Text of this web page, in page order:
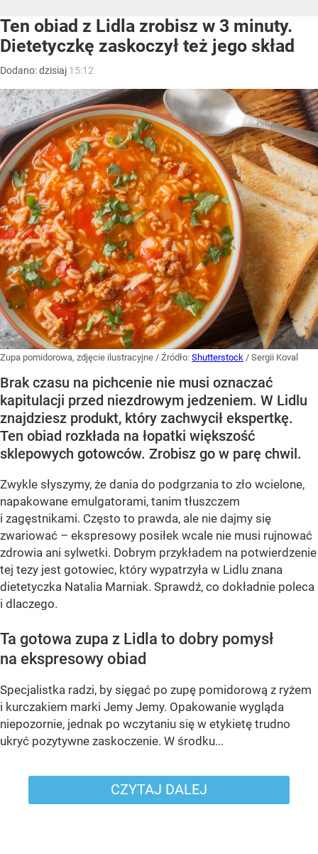
Ten obiad z Lidla zrobisz w 3 minuty.
Dietetyczkę zaskoczył też jego skład
Dodano:dzisiaj 15:12
Zupa pomidorowa, zdjęcie ilustracyjne / Źródło: Shutterstock / Sergii Koval
Brak czasu na pichcenie nie musi oznaczać
kapitulacji przed niezdrowym jedzeniem. W Lidlu
znajdziesz produkt, który zachwycił ekspertkę.
Ten obiad rozkłada na łopatki większość
sklepowych gotowców. Zrobisz go w parę chwil.
Zwykle słyszymy, że dania do podgrzania to zło wcielone,
napakowane emulgatorami, tanim tłuszczem
i zagęstnikami. Często to prawda, ale nie dajmy się
zwariować – ekspresowy posiłek wcale nie musi rujnować
zdrowia ani sylwetki. Dobrym przykładem na potwierdzenie
tej tezy jest gotowiec, który wypatrzyła w Lidlu znana
dietetyczka Natalia Marniak. Sprawdź, co dokładnie poleca
i dlaczego.
Ta gotowa zupa z Lidla to dobry pomysł
na ekspresowy obiad
Specjalistka radzi, by sięgać po zupę pomidorową z ryżem
i kurczakiem marki Jemy Jemy. Opakowanie wygląda
niepozornie, jednak po wczytaniu się w etykietę trudno
ukryć pozytywne zaskoczenie. W środku...
CZYTAJ DALEJ